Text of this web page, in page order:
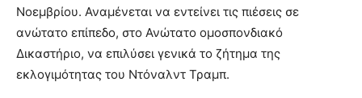
Νοεμβρίου. Αναμένεται να εντείνει τις πιέσεις σε
ανώτατο επίπεδο, στο Ανώτατο ομοσπονδιακό
Δικαστήριο, να επιλύσει γενικά το ζήτημα της
εκλογιμότητας του Ντόναλντ Τραμπ.